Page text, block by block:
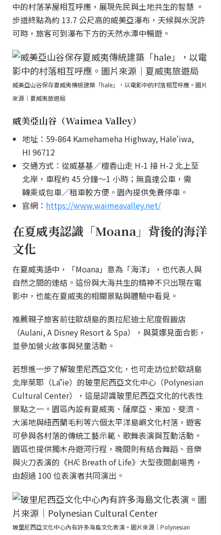
中的村落茅屋相互呼應，展現先民與土地共生的智慧 。
步道終點為約 13.7 公尺高的威美亞瀑布，天候與水況許
可時，旅客可到瀑布下方的天然水潭中暢遊。
威美亞山谷保存夏威夷傳統建築「hale」，以電影中的村落相互呼應。圖片
來源｜夏威夷旅遊局
威美亞山谷（Waimea Valley）
地址：59-864 Kamehameha Highway, Haleʻiwa,
HI 96712
交通方式：從威基基／檀香山走 H-1 接 H-2 北上至
北岸，車程約 45 分鐘～1 小時；無直達公車，需
轉乘或包車／租車較方便。園內提供免費停車。
官網： https://www.waimeavalley.net/
在夏威夷認識「Moana」背後的海洋
文化
在夏威夷語中，「Moana」意為「海洋」，也代表人與
自然之間的連結。這份與大海共生的精神不只出現在電
影中，也能在夏威夷的相關景點與體驗中看見。
推薦親子旅客前往歐胡島的奧拉尼迪士尼度假飯店
（Aulani, A Disney Resort & Spa），與莫娜見面合影，
並參加營火故事與兒童活動。
若想進一步了解玻里尼西亞文化，也可走訪位於歐胡島
北岸萊耶（Lāʻie）的玻里尼西亞文化中心（Polynesian
Cultural Center），這是認識玻里尼西亞文化的代表性
景點之一。園區內設有夏威夷、薩摩亞、東加、斐濟、
大溪地與紐西蘭毛利等六個太平洋島嶼文化村落，遊客
可參與各村落的傳統工藝示範、歌舞表演與互動活動。
園區也提供獨木舟遊河行程，晚間則有結合舞蹈、音樂
與火刀表演的《HĀ: Breath of Life》大型夜間劇場秀，
由超過 100 位表演者共同演出。
玻里尼西亞文化中心內有許多海島文化表演。圖片來源｜Polynesian